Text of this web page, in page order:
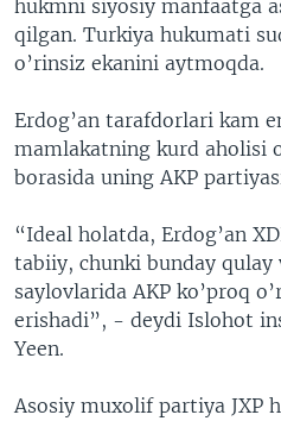
hukmni siyosiy manfaatga
qilgan. Turkiya hukumati
o’rinsiz ekanini aytmoqda.
Erdog’an tarafdorlari kam
mamlakatning kurd aholisi
borasida uning AKP
“Ideal holatda, Erdog’an
tabiiy, chunki bunday qulay
saylovlarida AKP ko’proq
erishadi”, - deydi Islohot
Yeen.
Asosiy muxolif partiya JXP